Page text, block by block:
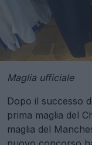
Maglia ufficiale
Dopo il successo
prima maglia del
maglia del